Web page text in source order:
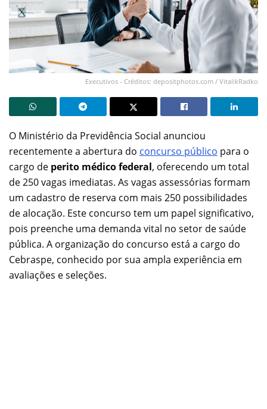
Executivos - Créditos: depositphotos.com / VitalikRadko
O Ministério da Previdência Social anunciou
recentemente a abertura do concurso público para o
cargo de perito médico federal, oferecendo um total
de 250 vagas imediatas. As vagas assessórias formam
um cadastro de reserva com mais 250 possibilidades
de alocação. Este concurso tem um papel significativo,
pois preenche uma demanda vital no setor de saúde
pública. A organização do concurso está a cargo do
Cebraspe, conhecido por sua ampla experiência em
avaliações e seleções.